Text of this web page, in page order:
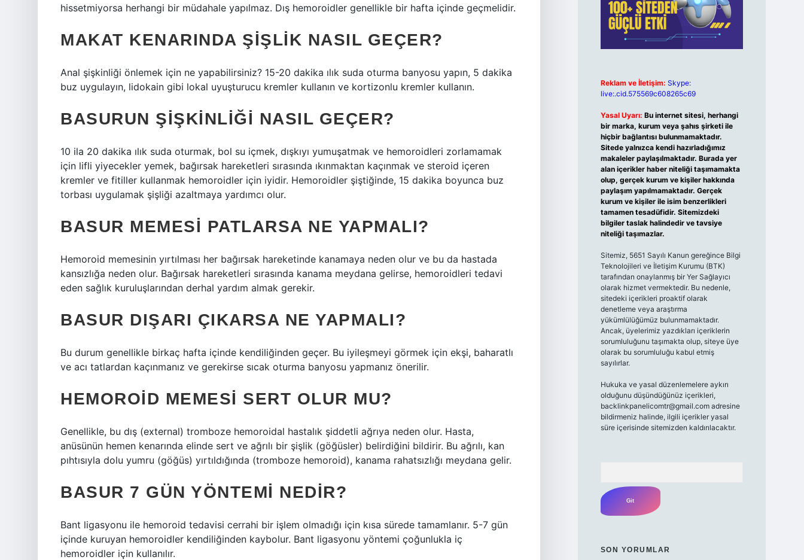
hissetmiyorsa herhangi bir müdahale yapılmaz. Dış hemoroidler genellikle bir hafta içinde geçmelidir.
MAKAT KENARINDA ŞIŞLIK NASIL GEÇER?
Anal şişkinliği önlemek için ne yapabilirsiniz? 15-20 dakika ılık suda oturma banyosu yapın, 5 dakika
buz uygulayın, lidokain gibi lokal uyuşturucu kremler kullanın ve kortizonlu kremler kullanın.
BASURUN ŞIŞKINLIĞI NASIL GEÇER?
10 ila 20 dakika ılık suda oturmak, bol su içmek, dışkıyı yumuşatmak ve hemoroidleri zorlamamak
için lifli yiyecekler yemek, bağırsak hareketleri sırasında ıkınmaktan kaçınmak ve steroid içeren
kremler ve fitiller kullanmak hemoroidler için iyidir. Hemoroidler şiştiğinde, 15 dakika boyunca buz
torbası uygulamak şişliği azaltmaya yardımcı olur.
BASUR MEMESI PATLARSA NE YAPMALI?
Hemoroid memesinin yırtılması her bağırsak hareketinde kanamaya neden olur ve bu da hastada
kansızlığa neden olur. Bağırsak hareketleri sırasında kanama meydana gelirse, hemoroidleri tedavi
eden sağlık kuruluşlarından derhal yardım almak gerekir.
BASUR DIŞARI ÇIKARSA NE YAPMALI?
Bu durum genellikle birkaç hafta içinde kendiliğinden geçer. Bu iyileşmeyi görmek için ekşi, baharatlı
ve acı tatlardan kaçınmanız ve gerekirse sıcak oturma banyosu yapmanız önerilir.
HEMOROID MEMESI SERT OLUR MU?
Genellikle, bu dış (external) tromboze hemoroidal hastalık şiddetli ağrıya neden olur. Hasta,
anüsünün hemen kenarında elinde sert ve ağrılı bir şişlik (göğüsler) belirdiğini bildirir. Bu ağrılı, kan
pıhtısıyla dolu yumru (göğüs) yırtıldığında (tromboze hemoroid), kanama rahatsızlığı meydana gelir.
BASUR 7 GÜN YÖNTEMI NEDIR?
Bant ligasyonu ile hemoroid tedavisi cerrahi bir işlem olmadığı için kısa sürede tamamlanır. 5-7 gün
içinde kuruyan hemoroidler kendiliğinden kaybolur. Bant ligasyonu yöntemi çoğunlukla iç
hemoroidler için kullanılır.
Reklam ve İletişim: Skype:
live:.cid.575569c608265c69
Yasal Uyarı: Bu internet sitesi, herhangi
bir marka, kurum veya şahıs şirketi ile
hiçbir bağlantısı bulunmamaktadır.
Sitede yalnızca kendi hazırladığımız
makaleler paylaşılmaktadır. Burada yer
alan içerikler haber niteliği taşımamakta
olup, gerçek kurum ve kişiler hakkında
paylaşım yapılmamaktadır. Gerçek
kurum ve kişiler ile isim benzerlikleri
tamamen tesadüfidir. Sitemizdeki
bilgiler taslak halindedir ve tavsiye
niteliği taşımazlar.
Sitemiz, 5651 Sayılı Kanun gereğince Bilgi
Teknolojileri ve İletişim Kurumu (BTK)
tarafından onaylanmış bir Yer Sağlayıcı
olarak hizmet vermektedir. Bu nedenle,
sitedeki içerikleri proaktif olarak
denetleme veya araştırma
yükümlülüğümüz bulunmamaktadır.
Ancak, üyelerimiz yazdıkları içeriklerin
sorumluluğunu taşımakta olup, siteye üye
olarak bu sorumluluğu kabul etmiş
sayılırlar.
Hukuka ve yasal düzenlemelere aykırı
olduğunu düşündüğünüz içerikleri,
backlinkpanelicomtr@gmail.comadresine
bildirmeniz halinde, ilgili içerikler yasal
süre içerisinde sitemizden kaldırılacaktır.
SON YORUMLAR